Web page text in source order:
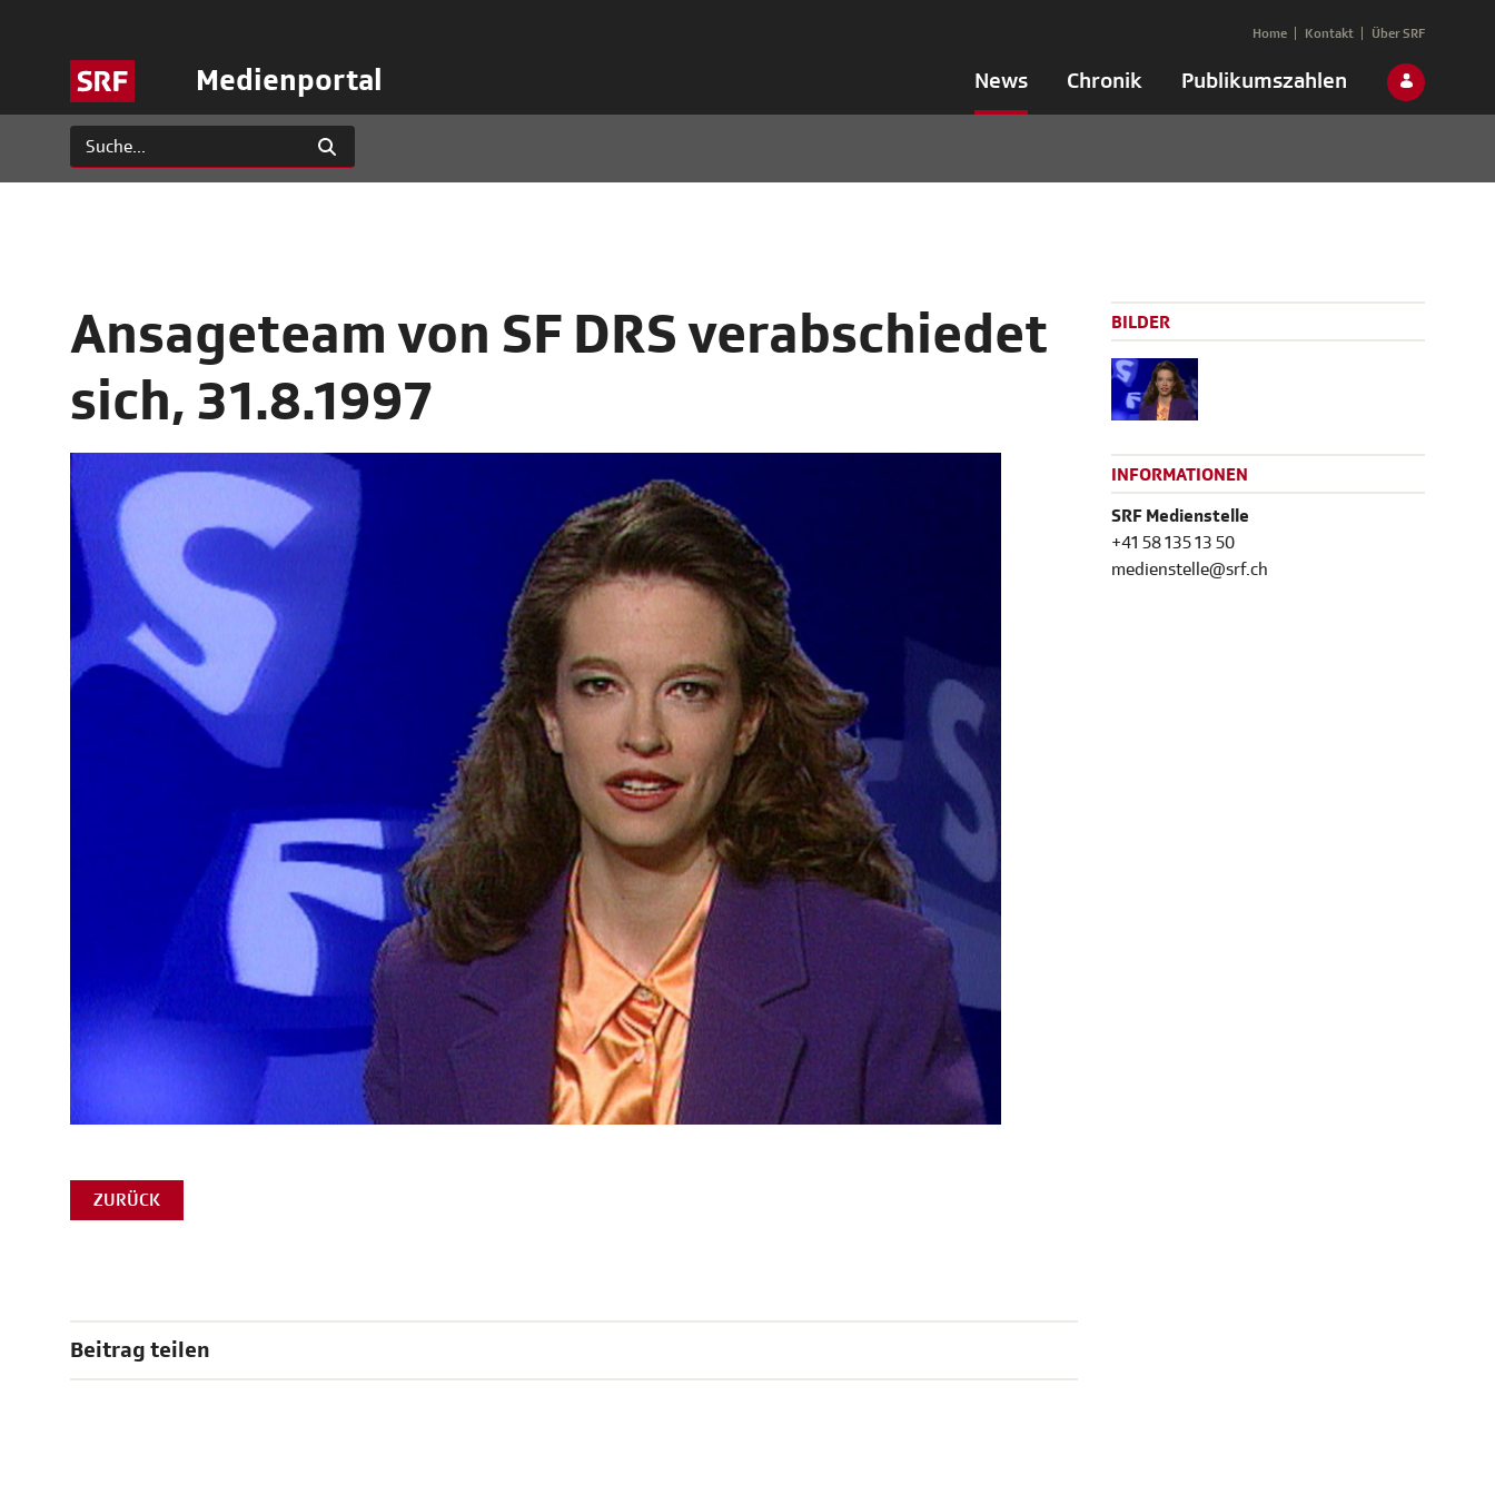
Medienportal News Chronik Publikumszahlen
Home Kontakt Über SRF
Ansageteam von SF DRS verabschiedet
sich, 31.8.1997
ZURÜCK
Beitrag teilen
BILDER
INFORMATIONEN
SRF Medienstelle
+41 58 135 13 50
medienstelle@srf.ch